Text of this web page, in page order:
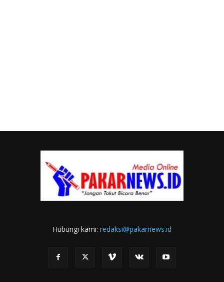
Hubungi kami: redaksi@pakarnews.id